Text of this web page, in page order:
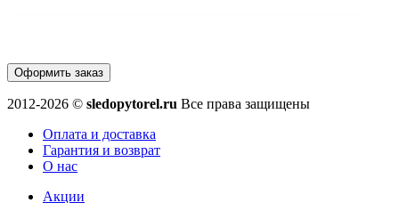
Оформить заказ
2012-2026 © sledopytorel.ru Все права защищены
Оплата и доставка
Гарантия и возврат
О нас
Акции